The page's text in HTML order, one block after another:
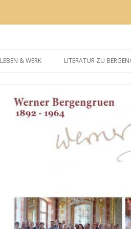
LEBEN & WERK
HÖRBUCH: BERGENGRUEN-
NOVELLEN
AUFSATZ ZUM 125. GEBURTSTAG
FOTOS
BIBLIOGRAPHIE
LITERATUR ZU
ZUR REZEPTION
BERGENGRUENIANA